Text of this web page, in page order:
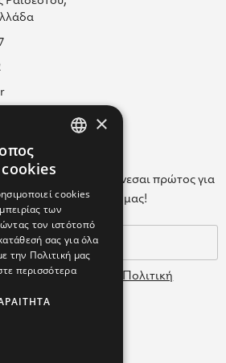
για να ενημερώνεσαι πρώτος για
προϊόντα μας!
Χρήσης
Πολιτική
×
cookies
των
τον ιστότοπό
σας για όλα
την Πολιτική μας
περισσότερα